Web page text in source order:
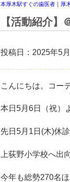
本厚木駅すぐの歯医者｜厚
【活動紹介
投稿日：2025年5
こんにちは。コー
本日5月6日（祝）
先日5月1日(木)休
上荻野小学校へ出
今年も総勢270名